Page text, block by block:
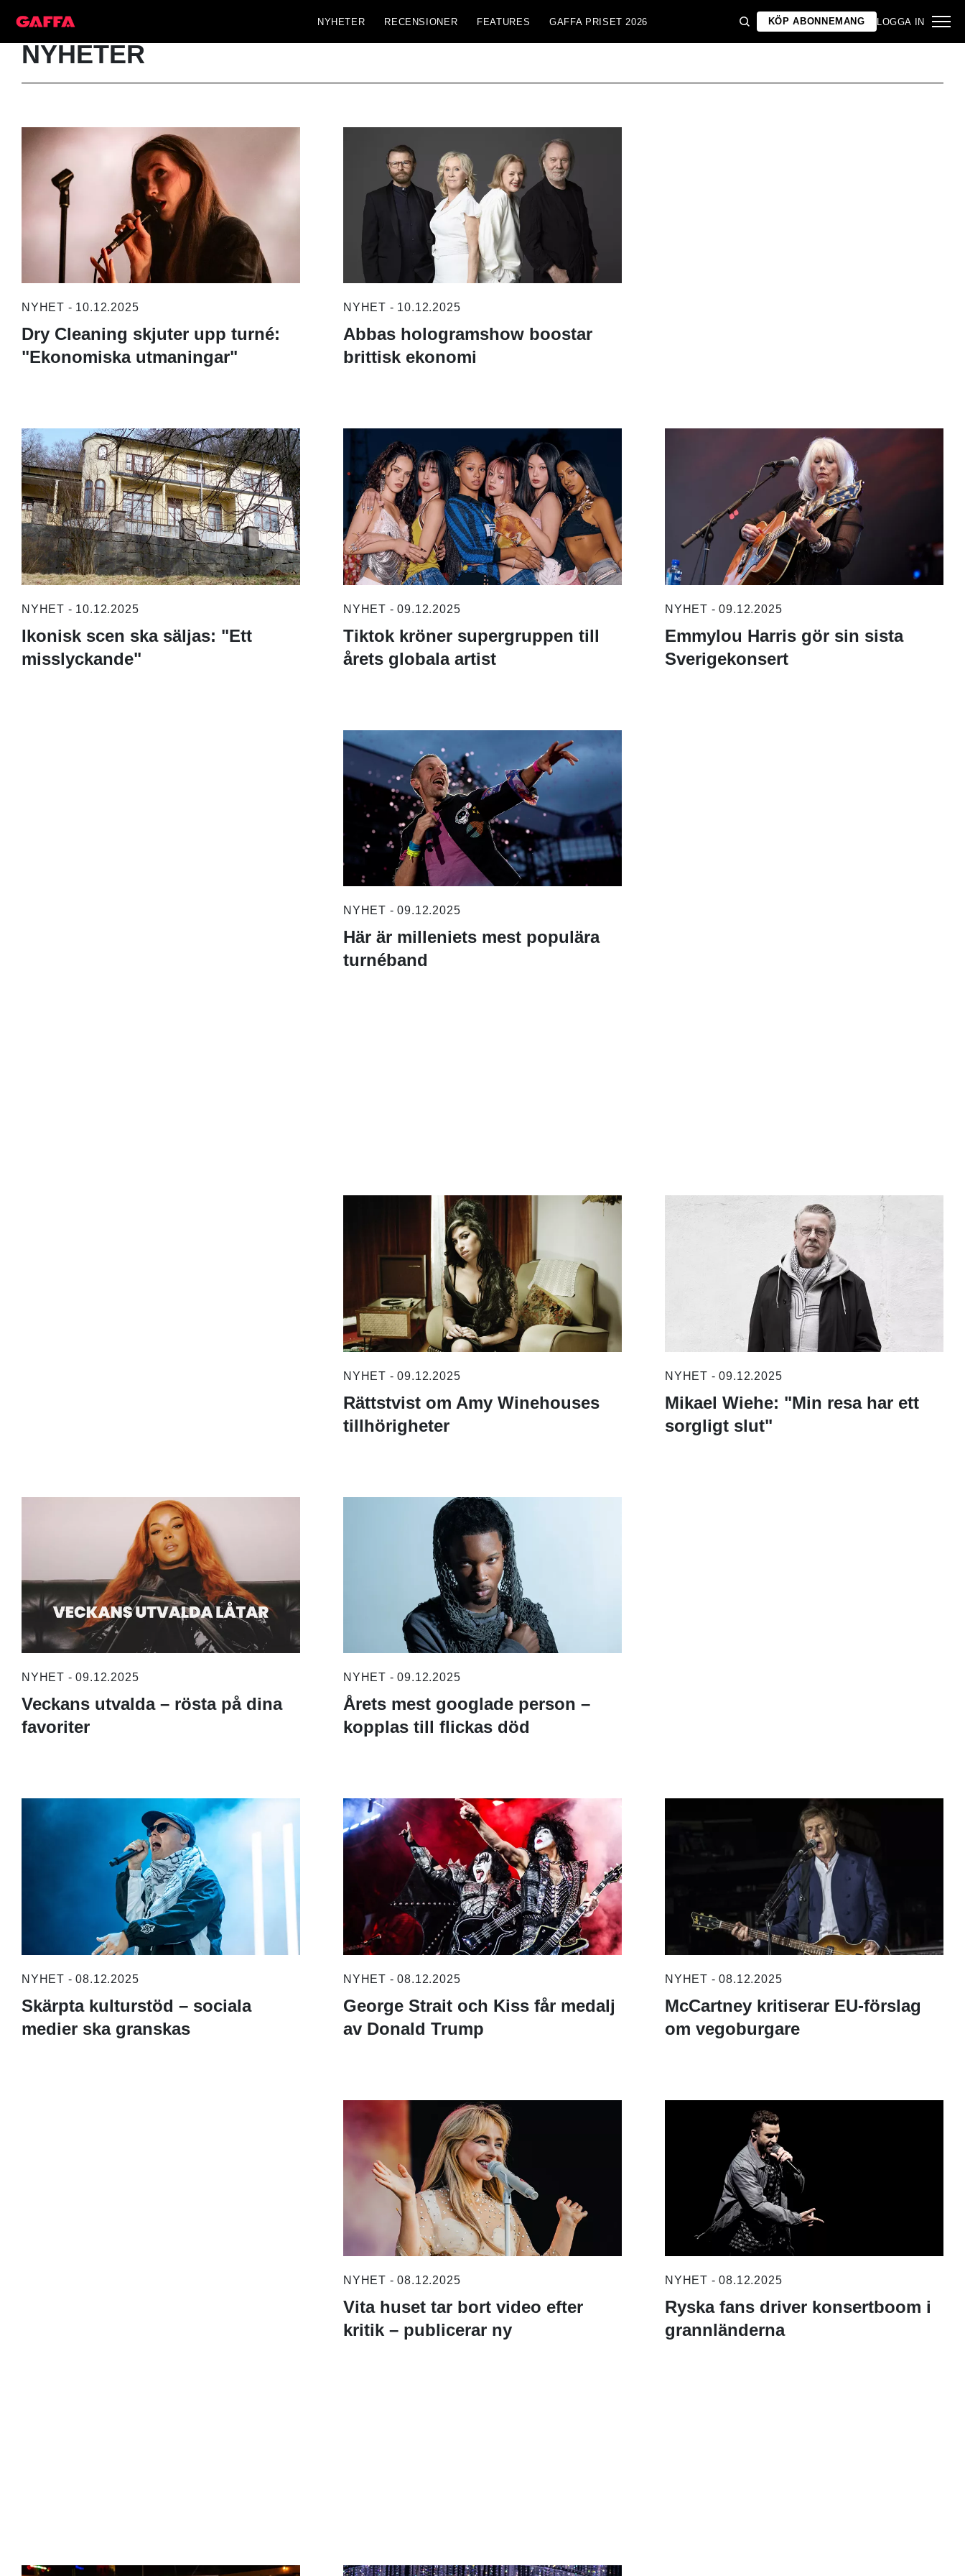
NYHETER RECENSIONER FEATURES GAFFA PRISET 2026 KÖP ABONNEMANG LOGGA IN
NYHETER
NYHET - 10.12.2025
Dry Cleaning skjuter upp turné:
"Ekonomiska utmaningar"
NYHET - 10.12.2025
Abbas hologramshow boostar
brittisk ekonomi
NYHET - 10.12.2025
Ikonisk scen ska säljas: "Ett
misslyckande"
NYHET - 09.12.2025
Tiktok kröner supergruppen till
årets globala artist
NYHET - 09.12.2025
Emmylou Harris gör sin sista
Sverigekonsert
NYHET - 09.12.2025
Här är milleniets mest populära
turnéband
NYHET - 09.12.2025
Rättstvist om Amy Winehouses
tillhörigheter
NYHET - 09.12.2025
Mikael Wiehe: "Min resa har ett
sorgligt slut"
NYHET - 09.12.2025
Veckans utvalda – rösta på dina
favoriter
NYHET - 09.12.2025
Årets mest googlade person –
kopplas till flickas död
NYHET - 08.12.2025
Skärpta kulturstöd – sociala
medier ska granskas
NYHET - 08.12.2025
George Strait och Kiss får medalj
av Donald Trump
NYHET - 08.12.2025
McCartney kritiserar EU-förslag
om vegoburgare
NYHET - 08.12.2025
Vita huset tar bort video efter
kritik – publicerar ny
NYHET - 08.12.2025
Ryska fans driver konsertboom i
grannländerna